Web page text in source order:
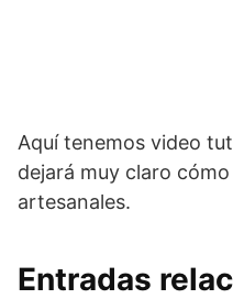
Aquí tenemos video
dejará muy claro
artesanales.
Entradas